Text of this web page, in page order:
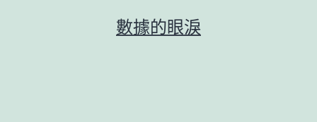
數據的眼淚